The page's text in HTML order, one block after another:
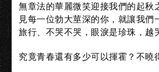
無章法的華麗微笑迎接我們的起秋
見每一位勃大莖深的你，就讓我們
旅行、不哭不哭，眼淚是珍珠，越
究竟青春還有多少可以揮霍？不曉